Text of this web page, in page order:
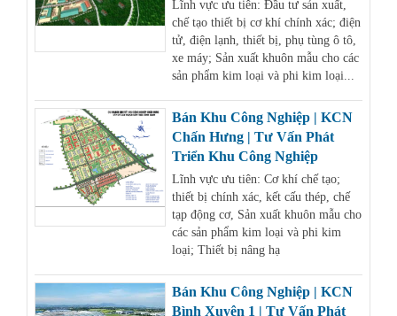
Lĩnh vực ưu tiên: Đầu tư sản xuất,
chế tạo thiết bị cơ khí chính xác; điện
tử, điện lạnh, thiết bị, phụ tùng ô tô,
xe máy; Sản xuất khuôn mẫu cho các
sản phẩm kim loại và phi kim loại...
Bán Khu Công Nghiệp | KCN
Chấn Hưng | Tư Vấn Phát
Triển Khu Công Nghiệp
Lĩnh vực ưu tiên: Cơ khí chế tạo;
thiết bị chính xác, kết cấu thép, chế
tạp động cơ, Sản xuất khuôn mẫu cho
các sản phẩm kim loại và phi kim
loại; Thiết bị nâng hạ
Bán Khu Công Nghiệp | KCN
Bình Xuyên 1 | Tư Vấn Phát